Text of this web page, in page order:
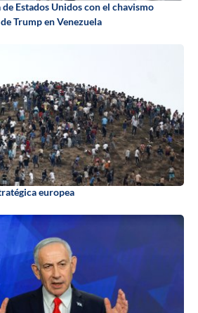
Estados Unidos con el chavismo
Trump en Venezuela
europea